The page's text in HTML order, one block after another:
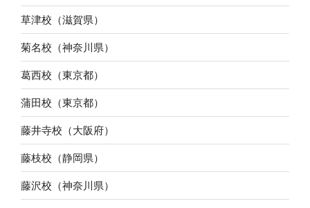
草津校（滋賀県）
菊名校（神奈川県）
葛西校（東京都）
蒲田校（東京都）
藤井寺校（大阪府）
藤枝校（静岡県）
藤沢校（神奈川県）